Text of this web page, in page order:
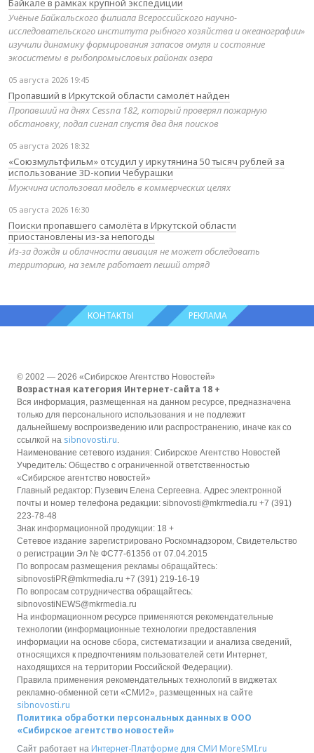
Байкале в рамках крупной экспедиции
Учёные Байкальского филиала Всероссийского научно-
исследовательского института рыбного хозяйства и океанографии»
изучили динамику формирования запасов омуля и состояние
экосистемы в рыбопромысловых районах озера
05 августа 2026 19:45
Пропавший в Иркутской области самолёт найден
Пропавший на днях Cessna 182, который проверял пожарную
обстановку, подал сигнал спустя два дня поисков
05 августа 2026 18:32
«Союзмультфильм» отсудил у иркутянина 50 тысяч рублей за
использование 3D-копии Чебурашки
Мужчина использовал модель в коммерческих целях
05 августа 2026 16:30
Поиски пропавшего самолёта в Иркутской области
приостановлены из-за непогоды
Из-за дождя и облачности авиация не может обследовать
территорию, на земле работает пеший отряд
КОНТАКТЫ РЕКЛАМА
© 2002 — 2026 «Сибирское Агентство Новостей»
Возрастная категория Интернет-сайта 18 +
Вся информация, размещенная на данном ресурсе, предназначена
только для персонального использования и не подлежит
дальнейшему воспроизведению или распространению, иначе как со
ссылкой на sibnovosti.ru.
Наименование сетевого издания: Сибирское Агентство Новостей
Учредитель: Общество с ограниченной ответственностью
«Сибирское агентство новостей»
Главный редактор: Пузевич Елена Сергеевна. Адрес электронной
почты и номер телефона редакции: sibnovosti@mkrmedia.ru +7 (391)
223-78-48
Знак информационной продукции: 18 +
Сетевое издание зарегистрировано Роскомнадзором, Свидетельство
о регистрации Эл № ФС77-61356 от 07.04.2015
По вопросам размещения рекламы обращайтесь:
sibnovostiPR@mkrmedia.ru +7 (391) 219-16-19
По вопросам сотрудничества обращайтесь:
sibnovostiNEWS@mkrmedia.ru
На информационном ресурсе применяются рекомендательные
технологии (информационные технологии предоставления
информации на основе сбора, систематизации и анализа сведений,
относящихся к предпочтениям пользователей сети Интернет,
находящихся на территории Российской Федерации).
Правила применения рекомендательных технологий в виджетах
рекламно-обменной сети «СМИ2», размещенных на сайте
sibnovosti.ru
Политика обработки персональных данных в ООО
«Сибирское агентство новостей»
Сайт работает на Интернет-Платформе для СМИ MoreSMI.ru